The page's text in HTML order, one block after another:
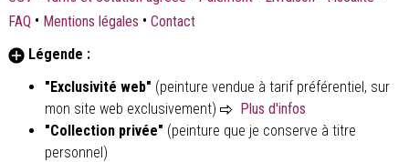
FAQ • Mentions légales • Contact
Légende :
"Exclusivité web" (peinture vendue à tarif préférentiel, sur
mon site web exclusivement)
Plus d'infos
"Collection privée" (peinture que je conserve à titre
personnel)